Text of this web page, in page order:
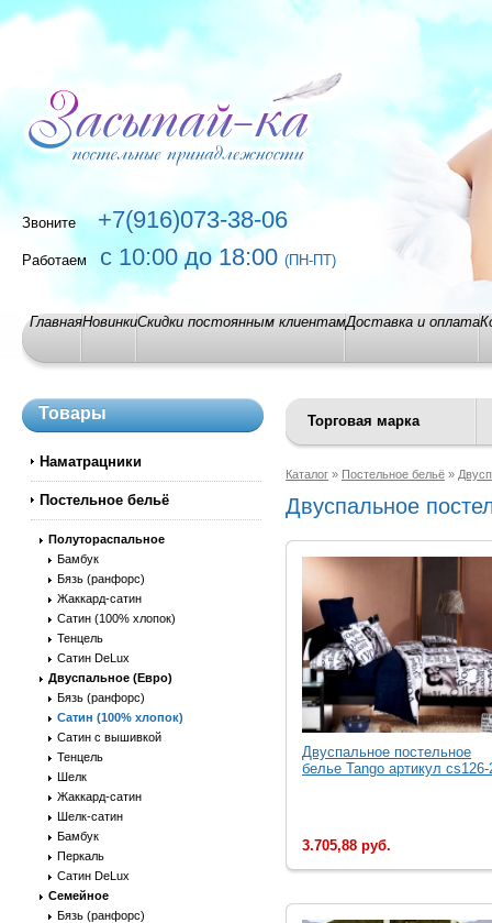
Звоните+7(916)073-38-06
Работаем с 10:00 до 18:00 (ПН-ПТ)
ГлавнаяНовинкиСкидки постоянным клиентамДоставка и оплата
Товары
Наматрацники
Постельное бельё
Полутораспальное
Бамбук
Бязь (ранфорс)
Жаккард-сатин
Сатин (100% хлопок)
Тенцель
Сатин DeLux
Двуспальное (Евро)
Бязь (ранфорс)
Сатин (100% хлопок)
Сатин с вышивкой
Тенцель
Шелк
Жаккард-сатин
Шелк-сатин
Бамбук
Перкаль
Сатин DeLux
Семейное
Бязь (ранфорс)
Торговая марка
Каталог » Постельное бельё »
Двуспальное
Двуспальное постельное
белье Tango артикул
3.705,88 руб.